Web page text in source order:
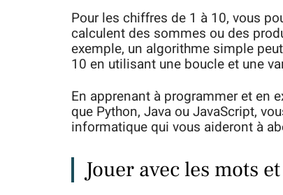
Pour les chiffres de 1 à 10, vous
calculent des sommes ou des
exemple, un algorithme simple
10 en utilisant une boucle et une
En apprenant à programmer et en
que Python, Java ou JavaScript,
informatique qui vous aideront à
Jouer avec les mots